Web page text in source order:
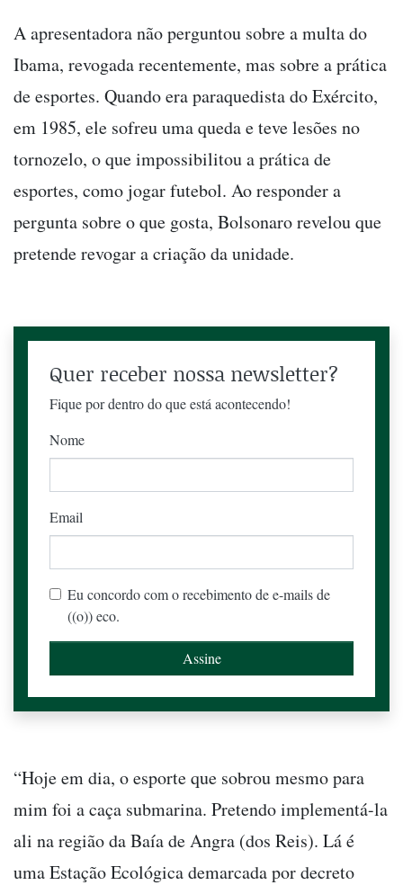
A apresentadora não perguntou sobre a multa do
Ibama, revogada recentemente, mas sobre a prática
de esportes. Quando era paraquedista do Exército,
em 1985, ele sofreu uma queda e teve lesões no
tornozelo, o que impossibilitou a prática de
esportes, como jogar futebol. Ao responder a
pergunta sobre o que gosta, Bolsonaro revelou que
pretende revogar a criação da unidade.
Quer receber nossa newsletter?
Fique por dentro do que está acontecendo!
Nome
Email
Eu concordo com o recebimento de e-mails de
((o)) eco.
“Hoje em dia, o esporte que sobrou mesmo para
mim foi a caça submarina. Pretendo implementá-la
ali na região da Baía de Angra (dos Reis). Lá é
uma Estação Ecológica demarcada por decreto